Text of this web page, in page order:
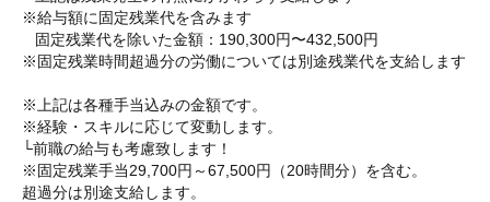
※給与額に固定残業代を含みます
固定残業代を除いた金額：190,300円〜432,500円
※固定残業時間超過分の労働については別途残業代を支給します
※上記は各種手当込みの金額です。
※経験・スキルに応じて変動します。
└前職の給与も考慮致します！
※固定残業手当29,700円～67,500円（20時間分）を含む。
超過分は別途支給します。